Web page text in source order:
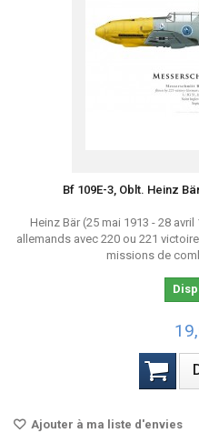
Bf 109E-3, Oblt. Heinz
Heinz Bär (25 mai 1913 - 28
allemands avec 220 ou 221
missions de
Ajouter à ma liste d'envies